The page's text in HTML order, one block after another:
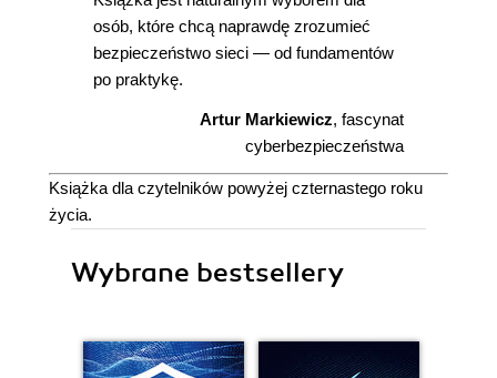
osób, które chcą naprawdę zrozumieć
bezpieczeństwo sieci ― od fundamentów
po praktykę.
Artur Markiewicz, fascynat
cyberbezpieczeństwa
Książka dla czytelników powyżej czternastego roku
życia.
Wybrane bestsellery